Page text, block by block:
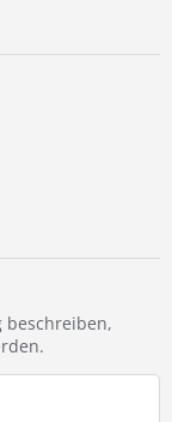
beschreiben,